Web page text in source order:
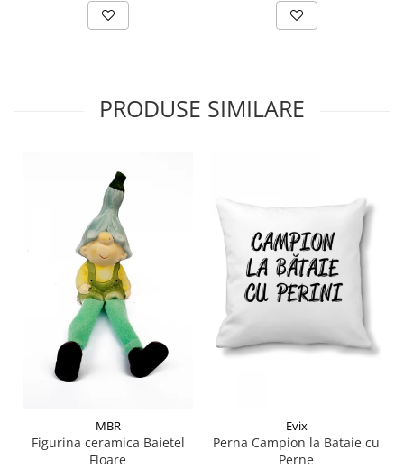
PRODUSE SIMILARE
MBR
Figurina ceramica Baietel
Floare
Evix
Perna Campion la Bataie cu
Perne